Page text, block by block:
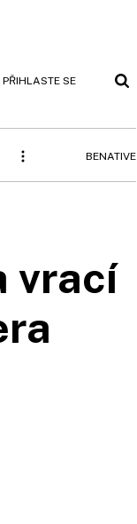
PŘIHLASTE SE
BENATIVE
vrací